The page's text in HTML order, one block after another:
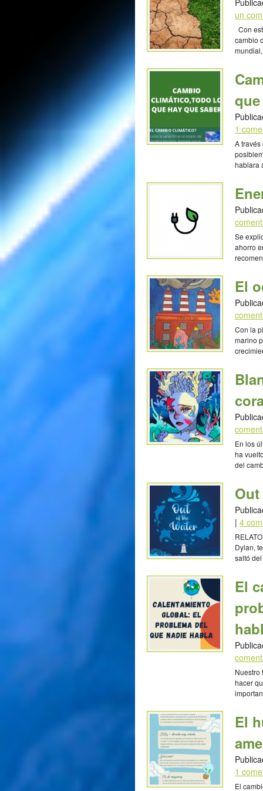
un
Con
cambio
1
A
hablara
en los
Se
ahorro
El
Con la
marino
coches
En los
ha
del
(2005)
| 4
Dylan,
saltó
El
Nuestro
hacer
El
1
El